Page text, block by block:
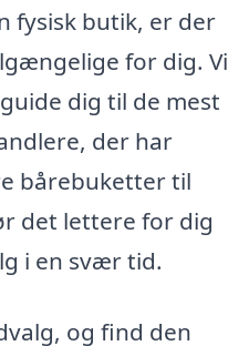
fysisk butik, er der
for dig. Vi
dig til de mest
der har
bårebuketter til
det lettere for dig
i en svær tid.
og find den